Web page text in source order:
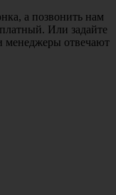
а позвонить нам
Или задайте
менеджеры отвечают